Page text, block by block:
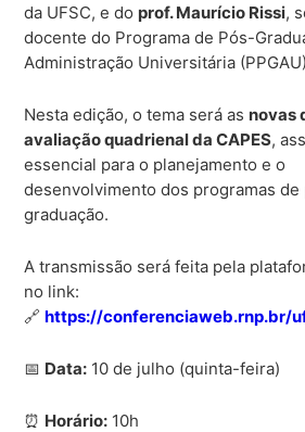
da UFSC, e do prof. Maurício Rissi,
docente do Programa de Pós-
Administração Universitária
Nesta edição, o tema será as novas
avaliação quadrienal da CAPES,
essencial para o planejamento e o
desenvolvimento dos programas de
graduação.
A transmissão será feita pela
no link:
🔗https://conferenciaweb.rnp.br/
📅 Data: 10 de julho (quinta-feira)
⏰ Horário: 10h